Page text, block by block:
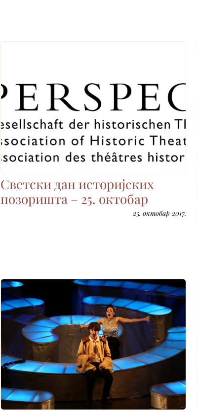
Светски дан историјских
позоришта – 25. октобар
25. октобар 2017.